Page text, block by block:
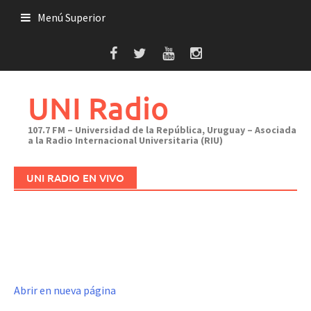
Menú Superior
UNI Radio
107.7 FM – Universidad de la República, Uruguay – Asociada
a la Radio Internacional Universitaria (RIU)
UNI RADIO EN VIVO
Abrir en nueva página